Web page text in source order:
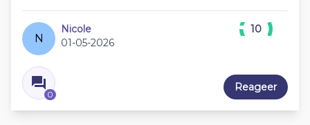
N
Nicole
01-05-2026
0
10
Reageer